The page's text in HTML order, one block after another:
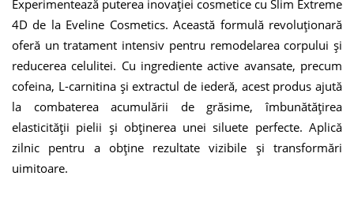
Experimentează puterea inovației cosmetice cu Slim Extreme
4D de la Eveline Cosmetics. Această formulă revoluționară
oferă un tratament intensiv pentru remodelarea corpului și
reducerea celulitei. Cu ingrediente active avansate, precum
cofeina, L-carnitina și extractul de iederă, acest produs ajută
la combaterea acumulării de grăsime, îmbunătățirea
elasticității pielii și obținerea unei siluete perfecte. Aplică
zilnic pentru a obține rezultate vizibile și transformări
uimitoare.